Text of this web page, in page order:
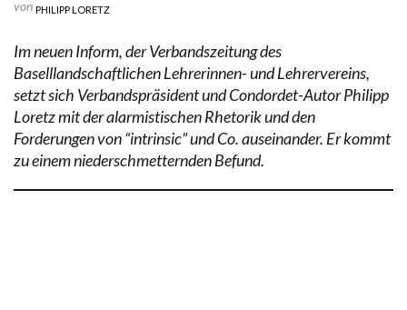
von PHILIPP LORETZ
Im neuen Inform, der Verbandszeitung des
Baselllandschaftlichen Lehrerinnen- und Lehrervereins,
setzt sich Verbandspräsident und Condordet-Autor Philipp
Loretz mit der alarmistischen Rhetorik und den
Forderungen von “intrinsic” und Co. auseinander. Er kommt
zu einem niederschmetternden Befund.